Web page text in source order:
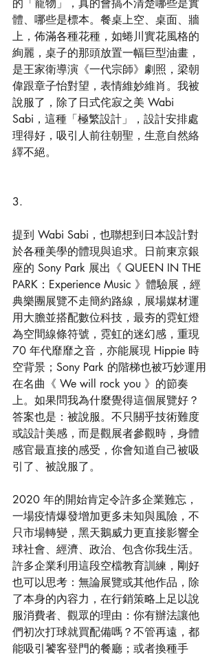
的「寵物」，真的會搞不清楚哪些是實
體、哪些是標本。餐桌上空、桌面、牆
上，佈滿各種花種，如蜷川實花風格的
絢麗，桌子的那頭放置一幅巨型油畫，
是王家衛導演《一代宗師》劇照，梁朝
偉跟章子怡對望，表情維妙維肖。我被
說服了，除了日式侘寂之美 Wabi
Sabi，這種「極繁設計」，設計安排處
理得好，吸引人前往朝聖，生意自然絡
繹不絕。
3.
提到 Wabi Sabi，也聯想到日本設計對
於各種美學的體現與追求。日前東京銀
座的 Sony Park 展出《 QUEEN IN THE
PARK：Experience Music 》體驗展，經
典樂團展覽不走簡約路線，展場媒材運
用大膽並搭配數位科技，最夯的霓虹燈
為空間線條符號，霓虹的迷幻感，重現
70 年代靡靡之音，亦能展現 Hippie 時
空背景；Sony Park 的階梯也被巧妙運用
在名曲《 We will rock you 》的節奏
上。如果問我為什麼覺得這個展覽好？
答案也是：被說服。不只關乎技術難度
或設計美感，而是觀展者參觀時，身體
感官最直接的感受，你會知道自己被吸
引了、被說服了。
2020 年的開始肯定令許多企業難忘，
一場疫情爆發增加更多未知與風險，不
只市場轉變，黑天鵝威力更直接影響全
球社會、經濟、政治、包含你我生活。
許多企業利用這段空檔教育訓練，剛好
也可以思考：無論展覽或其他作品，除
了本身的內容力，在行銷策略上足以說
服消費者、觀眾的理由：你有辦法讓他
們初次打球就買配備嗎？不管再遠，都
能吸引饕客登門的餐廳；或者換種手